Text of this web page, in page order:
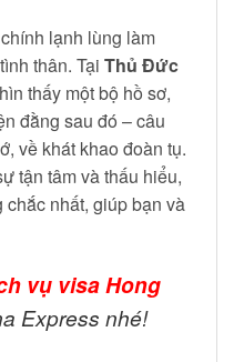
lạnh lùng làm
thân. Tại Thủ Đức
thấy một bộ hồ sơ,
đằng sau đó – câu
về khát khao đoàn tụ.
tận tâm và thấu hiểu,
nhất, giúp bạn và
vụ visa Hong
Express nhé!